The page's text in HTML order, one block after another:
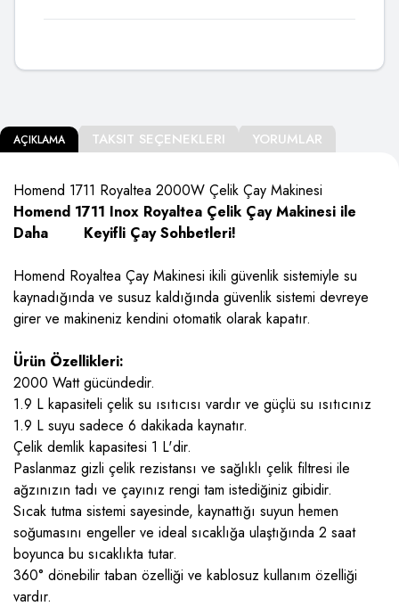
AÇIKLAMA TAKSIT SEÇENEKLERI YORUMLAR
Homend 1711 Royaltea 2000W Çelik Çay Makinesi
Homend 1711 Inox Royaltea Çelik Çay Makinesi ile
Daha Keyifli Çay Sohbetleri!
Homend Royaltea Çay Makinesi ikili güvenlik sistemiyle su
kaynadığında ve susuz kaldığında güvenlik sistemi devreye
girer ve makineniz kendini otomatik olarak kapatır.
Ürün Özellikleri:
2000 Watt gücündedir.
1.9 L kapasiteli çelik su ısıtıcısı vardır ve güçlü su ısıtıcınız
1.9 L suyu sadece 6 dakikada kaynatır.
Çelik demlik kapasitesi 1 L'dir.
Paslanmaz gizli çelik rezistansı ve sağlıklı çelik filtresi ile
ağzınızın tadı ve çayınız rengi tam istediğiniz gibidir.
Sıcak tutma sistemi sayesinde, kaynattığı suyun hemen
soğumasını engeller ve ideal sıcaklığa ulaştığında 2 saat
boyunca bu sıcaklıkta tutar.
360° dönebilir taban özelliği ve kablosuz kullanım özelliği
vardır.